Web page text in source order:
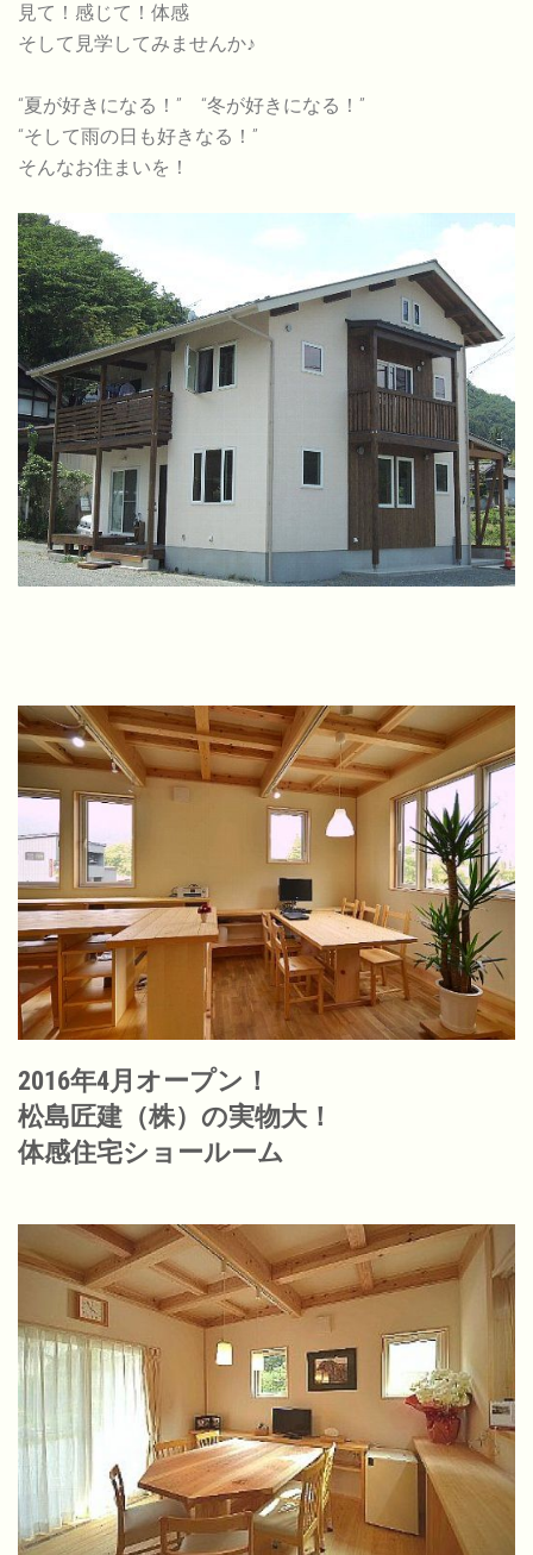
見て！感じて！体感
そして見学してみませんか♪
“夏が好きになる！” “冬が好きになる！”
“そして雨の日も好きなる！”
そんなお住まいを！
2016年4月オープン！
松島匠建（株）の実物大！
体感住宅ショールーム